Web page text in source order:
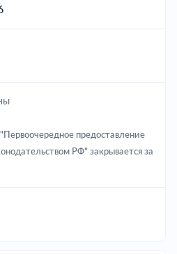
предоставление
РФ" закрывается за